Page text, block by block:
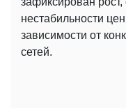
нестабильности
зависимости от
сетей.